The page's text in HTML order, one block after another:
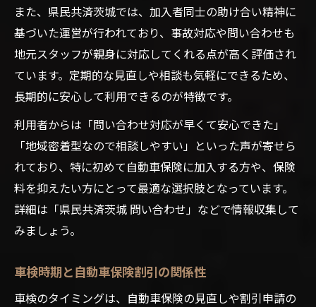
また、県民共済茨城では、加入者同士の助け合い精神に
基づいた運営が行われており、事故対応や問い合わせも
地元スタッフが親身に対応してくれる点が高く評価され
ています。定期的な見直しや相談も気軽にできるため、
長期的に安心して利用できるのが特徴です。
利用者からは「問い合わせ対応が早くて安心できた」
「地域密着型なので相談しやすい」といった声が寄せら
れており、特に初めて自動車保険に加入する方や、保険
料を抑えたい方にとって最適な選択肢となっています。
詳細は「県民共済茨城 問い合わせ」などで情報収集して
みましょう。
車検時期と自動車保険割引の関係性
車検のタイミングは、自動車保険の見直しや割引申請の